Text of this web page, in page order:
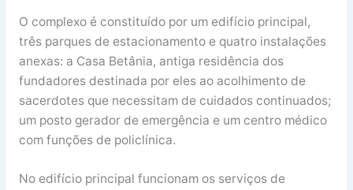
O complexo é constituído por um edifício principal,
três parques de estacionamento e quatro instalações
anexas: a Casa Betânia, antiga residência dos
fundadores destinada por eles ao acolhimento de
sacerdotes que necessitam de cuidados continuados;
um posto gerador de emergência e um centro médico
com funções de policlínica.
No edifício principal funcionam os serviços de